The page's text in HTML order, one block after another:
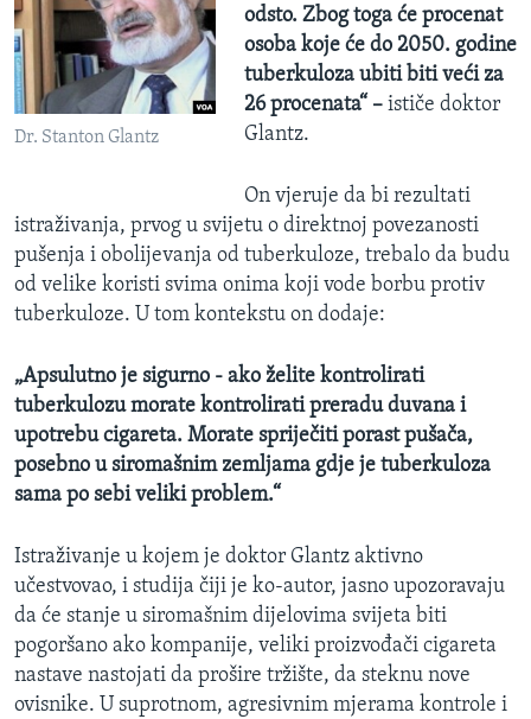
Dr. Stanton Glantz
odsto. Zbog toga će procenat
osoba koje će do 2050. godine
tuberkuloza ubiti biti veći za
26 procenata“ – ističe doktor
Glantz.
On vjeruje da bi rezultati
istraživanja, prvog u svijetu o direktnoj povezanosti
pušenja i obolijevanja od tuberkuloze, trebalo da budu
od velike koristi svima onima koji vode borbu protiv
tuberkuloze. U tom kontekstu on dodaje:
„Apsulutno je sigurno - ako želite kontrolirati
tuberkulozu morate kontrolirati preradu duvana i
upotrebu cigareta. Morate spriječiti porast pušača,
posebno u siromašnim zemljama gdje je tuberkuloza
sama po sebi veliki problem.“
Istraživanje u kojem je doktor Glantz aktivno
učestvovao, i studija čiji je ko-autor, jasno upozoravaju
da će stanje u siromašnim dijelovima svijeta biti
pogoršano ako kompanije, veliki proizvođači cigareta
nastave nastojati da prošire tržište, da steknu nove
ovisnike. U suprotnom, agresivnim mjerama kontrole i